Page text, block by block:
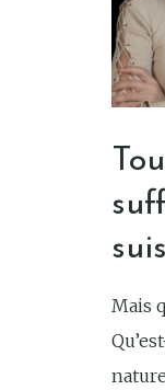
Mais